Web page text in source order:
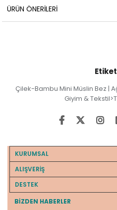
ÜRÜN ÖNERILERI
Çilek-Bambu Mini Müslin Bez |
Giyim &
KURUMSAL
ALIŞVERİŞ
DESTEK
BIZDEN HABERLER